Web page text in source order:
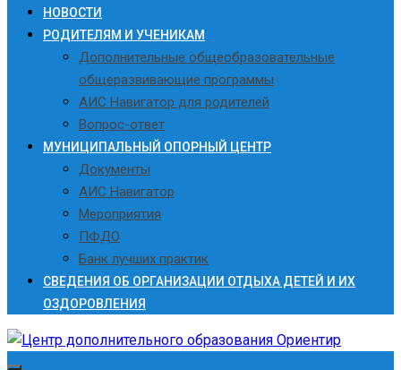
НОВОСТИ
РОДИТЕЛЯМ И УЧЕНИКАМ
Дополнительные общеобразовательные
общеразвивающие программы
АИС Навигатор для родителей
Вопрос-ответ
МУНИЦИПАЛЬНЫЙ ОПОРНЫЙ ЦЕНТР
Документы
АИС Навигатор
Мероприятия
ПФДО
Банк лучших практик
СВЕДЕНИЯ ОБ ОРГАНИЗАЦИИ ОТДЫХА ДЕТЕЙ И ИХ
ОЗДОРОВЛЕНИЯ